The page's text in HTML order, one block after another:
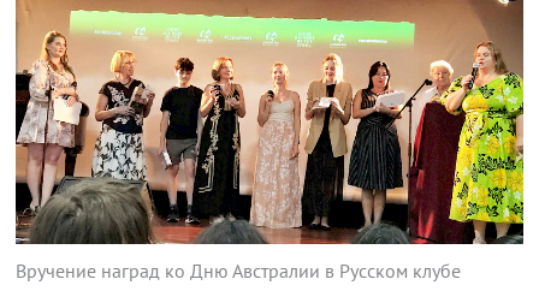
Вручение наград ко Дню Австралии в Русском клубе